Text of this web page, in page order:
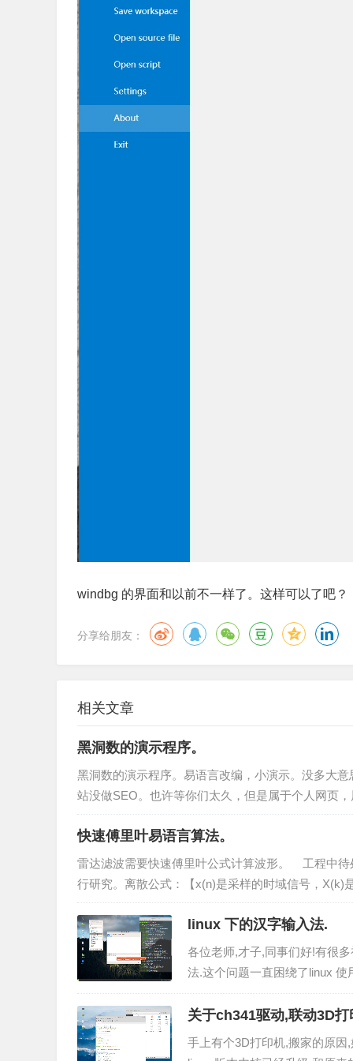
windbg 的界面和以前不一样了。这样可以了吧？
分享给朋友：
相关文章
黑洞数的演示程序。
黑洞数的演示程序。易语言改编，小演示。没多大
站没做SEO。也许等你们太久，但是属于个人网页
快速傅里叶易语言算法。
雷达滤波需要快速傅里叶公式计算波形。 工程中
行研究。离散公式：【x(n)是采样的时域信号，X(k)
linux 下的汉字输入法.
各位老师,才子,同事们好!有很
法.这个问题一直困绕了linux
关于ch341驱动,联动3D
手上有个3D打印机,搬家的原